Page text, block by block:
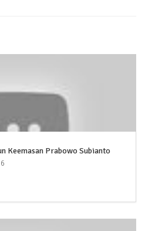
Keemasan Prabowo Subianto